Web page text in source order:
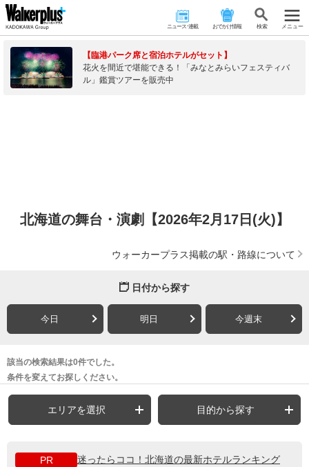
ニュース･連載 おでかけ情報 検 索 メニュー
【臨港パーク席と宿泊ホテルがセット】
花火を間近で堪能できる！「みなとみらいフェスティバ
ル」鑑賞ツアーを販売中
北海道の舞台・演劇【2026年2月17日(火)】
ウォーカープラス掲載の駅・路線について
日付から探す
今日 明日 今週末
該当の検索結果は0件でした。
条件を変えてお探しください。
エリアを選択 目的から探す
PR
迷ったらココ！北海道の最新ホテルランキング